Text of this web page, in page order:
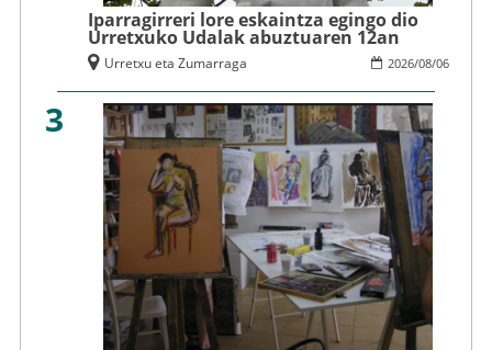
Iparragirreri lore eskaintza egingo dio
Urretxuko Udalak abuztuaren 12an
2026/08/06
Urretxu eta Zumarraga
3